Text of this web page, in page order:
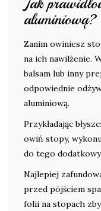
aluminiową?
Zanim owiniesz
na ich nawilżenie.
balsam lub inny
odpowiednie
aluminiową.
Przykładając
owiń stopy,
do tego
Najlepiej
przed pójściem
folii na stopach